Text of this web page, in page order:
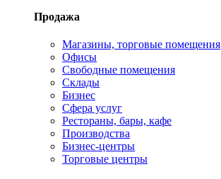
Продажа
Магазины, торговые помещения
Офисы
Свободные помещения
Склады
Бизнес
Сфера услуг
Рестораны, бары, кафе
Производства
Бизнес-центры
Торговые центры